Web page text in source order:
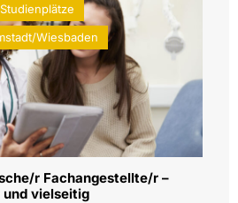
Wiesbaden
r Fachangestellte/r –
vielseitig